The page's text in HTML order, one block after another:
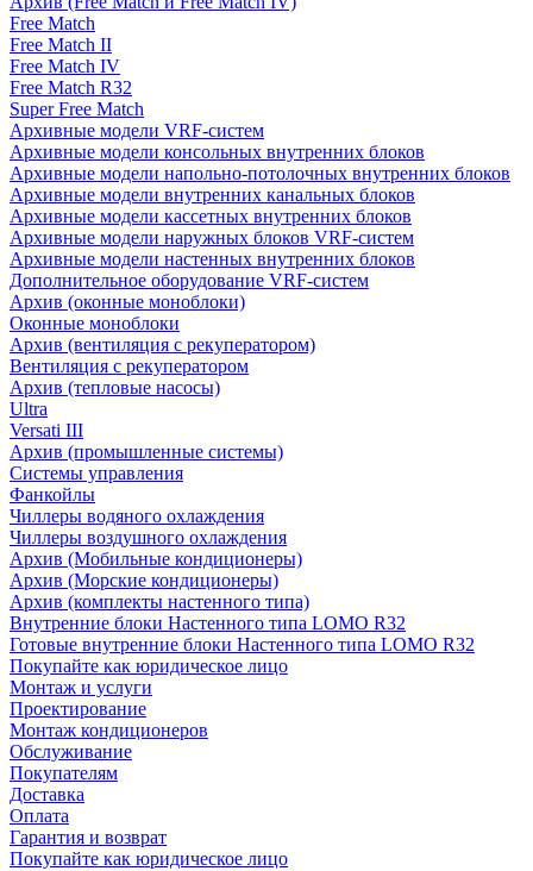
Free Match
Free Match II
Free Match IV
Free Match R32
Super Free Match
Архивные модели VRF-систем
Архивные модели консольных внутренних блоков
Архивные модели напольно-потолочных внутренних блоков
Архивные модели внутренних канальных блоков
Архивные модели кассетных внутренних блоков
Архивные модели наружных блоков VRF-систем
Архивные модели настенных внутренних блоков
Дополнительное оборудование VRF-систем
Архив (оконные моноблоки)
Оконные моноблоки
Архив (вентиляция с рекуператором)
Вентиляция с рекуператором
Архив (тепловые насосы)
Ultra
Versati III
Архив (промышленные системы)
Системы управления
Фанкойлы
Чиллеры водяного охлаждения
Чиллеры воздушного охлаждения
Архив (Мобильные кондиционеры)
Архив (Морские кондиционеры)
Архив (комплекты настенного типа)
Внутренние блоки Настенного типа LOMO R32
Готовые внутренние блоки Настенного типа LOMO R32
Покупайте как юридическое лицо
Монтаж и услуги
Проектирование
Монтаж кондиционеров
Обслуживание
Покупателям
Доставка
Оплата
Гарантия и возврат
Покупайте как юридическое лицо